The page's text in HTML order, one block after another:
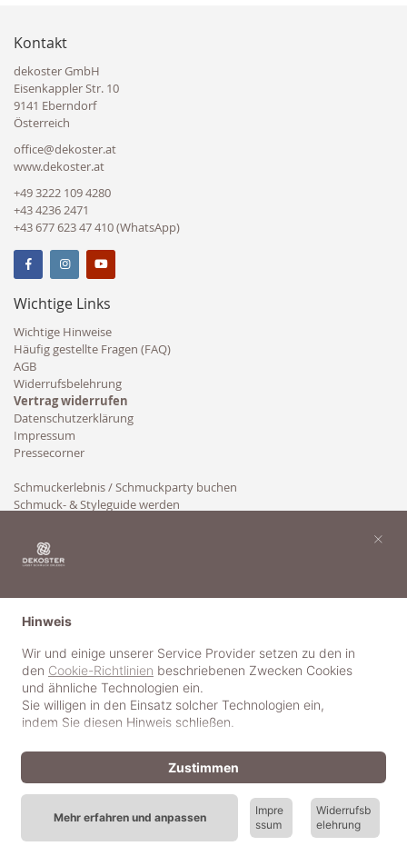
Kontakt
dekoster GmbH
Eisenkappler Str. 10
9141 Eberndorf
Österreich
office@dekoster.at
www.dekoster.at
+49 3222 109 4280
+43 4236 2471
+43 677 623 47 410 (WhatsApp)
Wichtige Links
Wichtige Hinweise
Häufig gestellte Fragen (FAQ)
AGB
Widerrufsbelehrung
Vertrag widerrufen
Datenschutzerklärung
Impressum
Pressecorner
Schmuckerlebnis / Schmuckparty buchen
Schmuck- & Styleguide werden
© 2018-2025 dekoster GmbH
Hinweis
Wir und einige unserer Service Provider setzen zu den in
den Cookie-Richtlinien beschriebenen Zwecken Cookies
und ähnliche Technologien ein.
Sie willigen in den Einsatz solcher Technologien ein,
indem Sie diesen Hinweis schließen.
Mehr erfahren und anpassen
Impre
ssum
Widerrufsb
elehrung
Zustimmen
×